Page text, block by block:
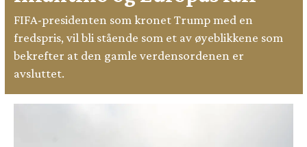
FIFA-presidenten som kronet Trump med en
fredspris, vil bli stående som et av øyeblikkene som
bekrefter at den gamle verdensordenen er
avsluttet.